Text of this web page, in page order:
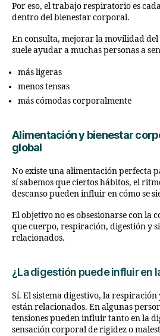
Por eso, el trabajo respiratorio es
dentro del bienestar corporal.
En consulta, mejorar la movilidad
suele ayudar a muchas personas a
más ligeras
menos tensas
más cómodas corporalmente
Alimentación y bienestar
global
No existe una alimentación perfecta
sí sabemos que ciertos hábitos, el
descanso pueden influir en cómo se
El objetivo no es obsesionarse con la
que cuerpo, respiración, digestión y
relacionados.
¿La digestión puede influir en
Sí. El sistema digestivo, la respiración
están relacionados. En algunas
tensiones pueden influir tanto en la
sensación corporal de rigidez o